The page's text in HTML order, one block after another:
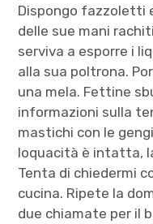
Dispongo fazzoletti
delle sue mani
serviva a esporre i
alla sua poltrona.
una mela. Fettine
informazioni sulla
mastichi con le
loquacità è intatta,
Tenta di chiedermi
cucina. Ripete la
due chiamate per il